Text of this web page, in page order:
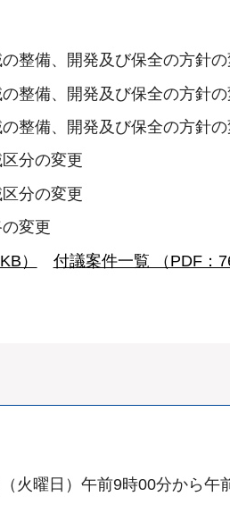
整備、開発及び保全の方針
整備、開発及び保全の方針
整備、開発及び保全の方針
分の変更
分の変更
変更
）
付議案件一覧 （PDF：
曜日）午前9時00分から午